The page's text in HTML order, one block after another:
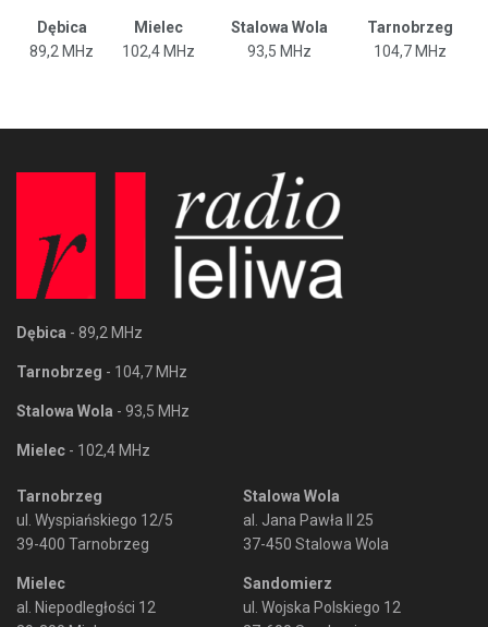
Dębica Mielec Stalowa Wola
Tarnobrzeg
89,2 MHz
102,4 MHz 93,5 MHz 104,7 MHz
Dębica - 89,2 MHz
Tarnobrzeg - 104,7 MHz
Stalowa Wola - 93,5 MHz
Mielec - 102,4 MHz
Tarnobrzeg
ul. Wyspiańskiego 12/5
39-400 Tarnobrzeg
Mielec
al. Niepodległości 12
Stalowa Wola
al. Jana Pawła II 25
37-450 Stalowa Wola
Sandomierz
ul. Wojska Polskiego 12